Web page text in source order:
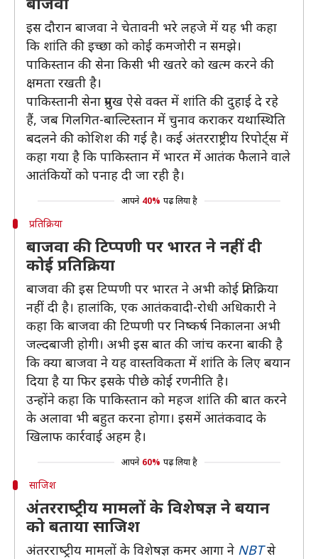
इस दौरान बाजवा ने चेतावनी भरे लहजे में यह भी कहा
कि शांति की इच्छा को कोई कमजोरी न समझे।
पाकिस्तान की सेना किसी भी खतरे को खत्म करने की
क्षमता रखती है।
पाकिस्तानी सेना प्रमुख ऐसे वक्त में शांति की दुहाई दे रहे
हैं, जब गिलगित-बाल्टिस्तान में चुनाव कराकर यथास्थिति
बदलने की कोशिश की गई है। कई अंतरराष्ट्रीय रिपोर्ट्स में
कहा गया है कि पाकिस्तान में भारत में आतंक फैलाने वाले
आतंकियों को पनाह दी जा रही है।
आपने 40% पढ़ लिया है
प्रतिक्रिया
बाजवा की टिप्पणी पर भारत ने नहीं दी
कोई प्रतिक्रिया
बाजवा की इस टिप्पणी पर भारत ने अभी कोई प्रतिक्रिया
नहीं दी है। हालांकि, एक आतंकवादी-रोधी अधिकारी ने
कहा कि बाजवा की टिप्पणी पर निष्कर्ष निकालना अभी
जल्दबाजी होगी। अभी इस बात की जांच करना बाकी है
कि क्या बाजवा ने यह वास्तविकता में शांति के लिए बयान
दिया है या फिर इसके पीछे कोई रणनीति है।
उन्होंने कहा कि पाकिस्तान को महज शांति की बात करने
के अलावा भी बहुत करना होगा। इसमें आतंकवाद के
खिलाफ कार्रवाई अहम है।
आपने 60% पढ़ लिया है
साजिश
अंतरराष्‍ट्रीय मामलों के विशेषज्ञ ने बयान
को बताया साजिश
अंतरराष्‍ट्रीय मामलों के विशेषज्ञ कमर आगा ने NBTसे